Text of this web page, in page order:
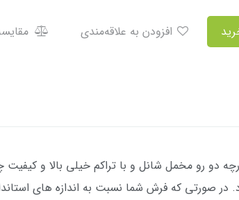
دو رو مخمل شانل و با تراکم خیلی بالا و کیفیت
در سایزهای 4 و 6 و 9 و 12 متری تولید می شود. در صورتی که فرش شما نسبت به